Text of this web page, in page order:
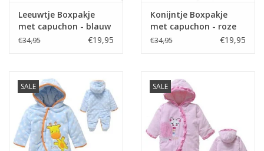
Leeuwtje Boxpakje
met capuchon - blauw
€34,95 €19,95
Konijntje Boxpakje
met capuchon - roze
€34,95 €19,95
SALE SALE